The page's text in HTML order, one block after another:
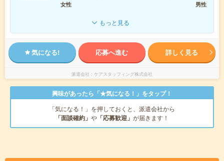
女性
男性
もっと見る
気になる! 応募へ進む 詳しく見る
派遣会社 ケアスタッフィング株式会社
興味があったら「★気になる！」をタップ！
「気になる！」を押しておくと、派遣会社から
「面談確約」 や 「応募歓迎」 が届きます！